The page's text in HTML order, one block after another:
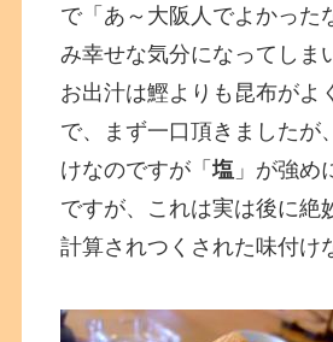
で「あ～大阪人でよかった
み幸せな気分になってしま
お出汁は鰹よりも昆布がよ
で、まず一口頂きましたが
けなのですが「塩 」が強め
ですが、これは実は後に絶
計算されつくされた味付け